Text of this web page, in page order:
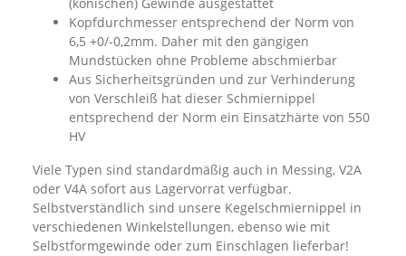
(konischen) Gewinde ausgestattet
Kopfdurchmesser entsprechend der Norm von
6,5 +0/-0,2mm. Daher mit den gängigen
Mundstücken ohne Probleme abschmierbar
Aus Sicherheitsgründen und zur Verhinderung
von Verschleiß hat dieser Schmiernippel
entsprechend der Norm ein Einsatzhärte von 550
HV
Viele Typen sind standardmäßig auch in Messing, V2A
oder V4A sofort aus Lagervorrat verfügbar.
Selbstverständlich sind unsere Kegelschmiernippel in
verschiedenen Winkelstellungen, ebenso wie mit
Selbstformgewinde oder zum Einschlagen lieferbar!